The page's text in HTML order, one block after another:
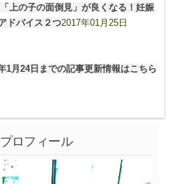
上の子の面倒見」が良くなる！妊娠
ドバイス２つ2017年01月25日
1月24日までの記事更新情報はこちら
ロフィール